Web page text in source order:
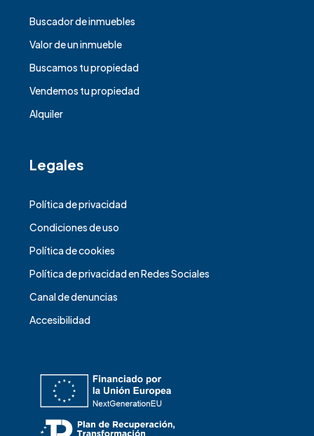
Buscador de inmuebles
Valor de un inmueble
Buscamos tu propiedad
Vendemos tu propiedad
Alquiler
Legales
Política de privacidad
Condiciones de uso
Política de cookies
Política de privacidad en Redes Sociales
Canal de denuncias
Accesibilidad